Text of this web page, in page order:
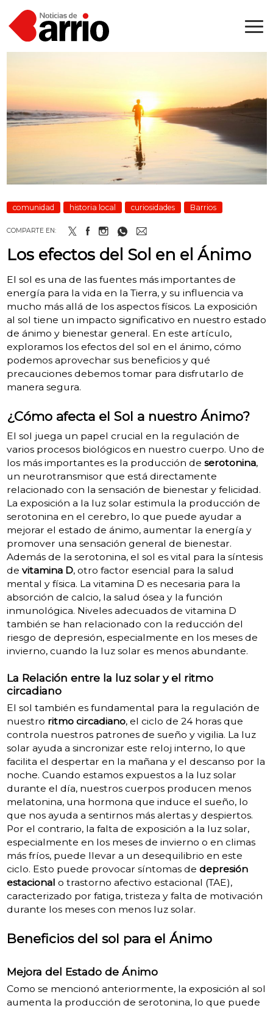
comunidad historia local curiosidades Barrios
COMPARTE EN:
Los efectos del Sol en el Ánimo
El sol es una de las fuentes más importantes de
energía para la vida en la Tierra, y su influencia va
mucho más allá de los aspectos físicos. La exposición
al sol tiene un impacto significativo en nuestro estado
de ánimo y bienestar general. En este artículo,
exploramos los efectos del sol en el ánimo, cómo
podemos aprovechar sus beneficios y qué
precauciones debemos tomar para disfrutarlo de
manera segura.
¿Cómo afecta el Sol a nuestro Ánimo?
El sol juega un papel crucial en la regulación de
varios procesos biológicos en nuestro cuerpo. Uno de
los más importantes es la producción de serotonina,
un neurotransmisor que está directamente
relacionado con la sensación de bienestar y felicidad.
La exposición a la luz solar estimula la producción de
serotonina en el cerebro, lo que puede ayudar a
mejorar el estado de ánimo, aumentar la energía y
promover una sensación general de bienestar.
Además de la serotonina, el sol es vital para la síntesis
de vitamina D, otro factor esencial para la salud
mental y física. La vitamina D es necesaria para la
absorción de calcio, la salud ósea y la función
inmunológica. Niveles adecuados de vitamina D
también se han relacionado con la reducción del
riesgo de depresión, especialmente en los meses de
invierno, cuando la luz solar es menos abundante.
La Relación entre la luz solar y el ritmo
circadiano
El sol también es fundamental para la regulación de
nuestro ritmo circadiano, el ciclo de 24 horas que
controla nuestros patrones de sueño y vigilia. La luz
solar ayuda a sincronizar este reloj interno, lo que
facilita el despertar en la mañana y el descanso por la
noche. Cuando estamos expuestos a la luz solar
durante el día, nuestros cuerpos producen menos
melatonina, una hormona que induce el sueño, lo
que nos ayuda a sentirnos más alertas y despiertos.
Por el contrario, la falta de exposición a la luz solar,
especialmente en los meses de invierno o en climas
más fríos, puede llevar a un desequilibrio en este
ciclo. Esto puede provocar síntomas de depresión
estacional o trastorno afectivo estacional (TAE),
caracterizado por fatiga, tristeza y falta de motivación
durante los meses con menos luz solar.
Beneficios del sol para el Ánimo
Mejora del Estado de Ánimo
Como se mencionó anteriormente, la exposición al sol
aumenta la producción de serotonina, lo que puede